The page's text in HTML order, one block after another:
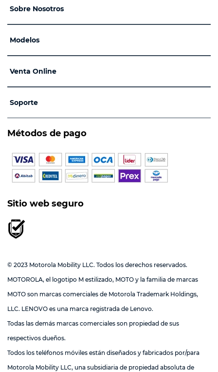
Sobre Nosotros
Modelos
Venta Online
Soporte
Métodos de pago
Sitio web seguro
© 2023 Motorola Mobility LLC. Todos los derechos reservados.
MOTOROLA, el logotipo M estilizado, MOTO y la familia de marcas
MOTO son marcas comerciales de Motorola Trademark Holdings,
LLC. LENOVO es una marca registrada de Lenovo.
Todas las demás marcas comerciales son propiedad de sus
respectivos dueños.
Todos los teléfonos móviles están diseñados y fabricados por/para
Motorola Mobility LLC, una subsidiaria de propiedad absoluta de